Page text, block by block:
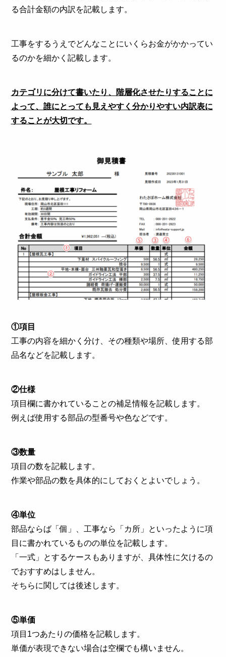
る合計金額の内訳を記載します。
工事をするうえでどんなことにいくらお金がかかってい
るのかを細かく記載します。
カテゴリに分けて書いたり、階層化させたりすることに
よって、誰にとっても見えやすく分かりやすい内訳表に
することが大切です。
①項目
工事の内容を細かく分け、その種類や場所、使用する部
品名などを記載します。
②仕様
項目欄に書かれていることの補足情報を記載します。
例えば使用する部品の型番号や色などです。
③数量
項目の数を記載します。
作業や部品の数を具体的にしておくとよいでしょう。
④単位
部品ならば「個」、工事なら「カ所」といったように項
目に書かれているものの単位を記載します。
「一式」とするケースもありますが、具体性に欠けるの
でおすすめはしません。
そちらに関しては後述します。
⑤単価
項目1つあたりの価格を記載します。
単価が表現できない場合は空欄でも構いません。